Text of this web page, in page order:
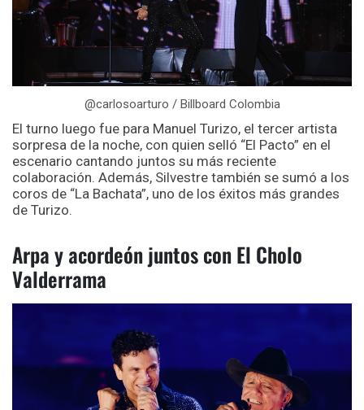
@carlosoarturo / Billboard Colombia
El turno luego fue para Manuel Turizo, el tercer artista
sorpresa de la noche, con quien selló “El Pacto” en el
escenario cantando juntos su más reciente
colaboración. Además, Silvestre también se sumó a los
coros de “La Bachata”, uno de los éxitos más grandes
de Turizo.
Arpa y acordeón juntos con El Cholo
Valderrama